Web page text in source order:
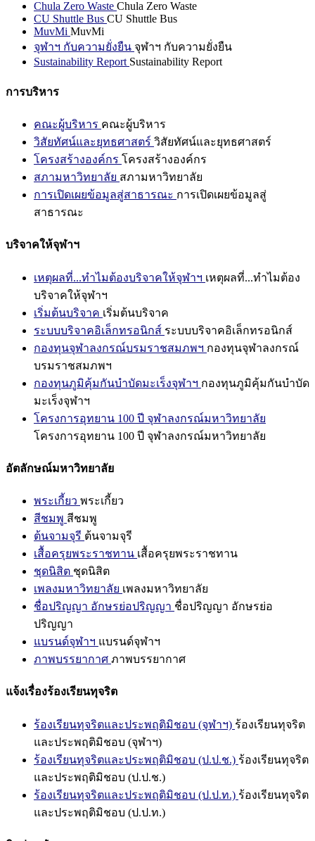
Chula Zero Waste Chula Zero Waste
CU Shuttle Bus CU Shuttle Bus
MuvMi MuvMi
จุฬาฯ กับความยั่งยืน จุฬาฯ กับความยั่งยืน
Sustainability Report Sustainability Report
การบริหาร
คณะผู้บริหาร คณะผู้บริหาร
วิสัยทัศน์และยุทธศาสตร์ วิสัยทัศน์และยุทธศาสตร์
โครงสร้างองค์กร โครงสร้างองค์กร
สภามหาวิทยาลัย สภามหาวิทยาลัย
การเปิดเผยข้อมูลสู่สาธารณะ การเปิดเผยข้อมูลสู่
สาธารณะ
บริจาคให้จุฬาฯ
เหตุผลที่...ทำไมต้องบริจาคให้จุฬาฯ เหตุผลที่...ทำไมต้อง
บริจาคให้จุฬาฯ
เริ่มต้นบริจาค เริ่มต้นบริจาค
ระบบบริจาคอิเล็กทรอนิกส์ ระบบบริจาคอิเล็กทรอนิกส์
กองทุนจุฬาลงกรณ์บรมราชสมภพฯ กองทุนจุฬาลงกรณ์
บรมราชสมภพฯ
กองทุนภูมิคุ้มกันบำบัดมะเร็งจุฬาฯ กองทุนภูมิคุ้มกันบำบัด
มะเร็งจุฬาฯ
โครงการอุทยาน 100 ปี จุฬาลงกรณ์มหาวิทยาลัย
โครงการอุทยาน 100 ปี จุฬาลงกรณ์มหาวิทยาลัย
อัตลักษณ์มหาวิทยาลัย
พระเกี้ยว พระเกี้ยว
สีชมพู สีชมพู
ต้นจามจุรี ต้นจามจุรี
เสื้อครุยพระราชทาน เสื้อครุยพระราชทาน
ชุดนิสิต ชุดนิสิต
เพลงมหาวิทยาลัย เพลงมหาวิทยาลัย
ชื่อปริญญา อักษรย่อปริญญา ชื่อปริญญา อักษรย่อ
ปริญญา
แบรนด์จุฬาฯ แบรนด์จุฬาฯ
ภาพบรรยากาศ ภาพบรรยากาศ
แจ้งเรื่องร้องเรียนทุจริต
ร้องเรียนทุจริตและประพฤติมิชอบ (จุฬาฯ) ร้องเรียนทุจริต
และประพฤติมิชอบ (จุฬาฯ)
ร้องเรียนทุจริตและประพฤติมิชอบ (ป.ป.ช.) ร้องเรียนทุจริต
และประพฤติมิชอบ (ป.ป.ช.)
ร้องเรียนทุจริตและประพฤติมิชอบ (ป.ป.ท.) ร้องเรียนทุจริต
และประพฤติมิชอบ (ป.ป.ท.)